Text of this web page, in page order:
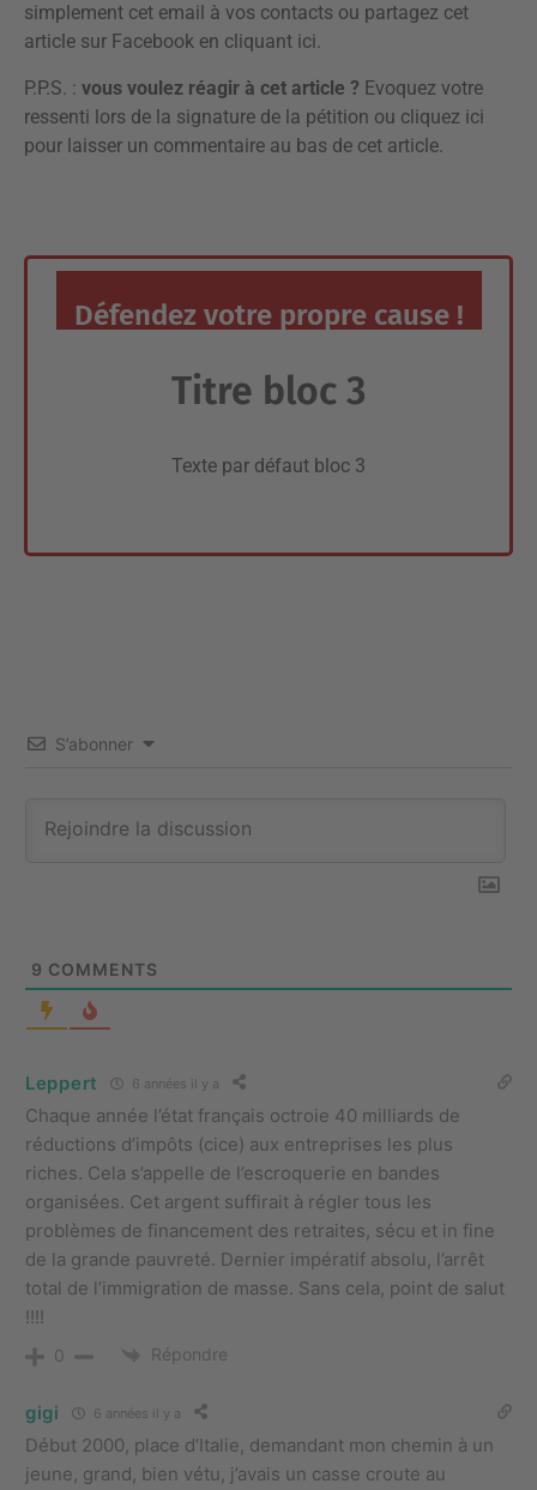
simplement cet email à vos contacts ou partagez cet
article sur Facebook en cliquant ici.
P.P.S. : vous voulez réagir à cet article ? Evoquez votre
ressenti lors de la signature de la pétition ou cliquez ici
pour laisser un commentaire au bas de cet article.
Défendez votre propre cause !
Titre bloc 3
Texte par défaut bloc 3
S’abonner
9 COMMENTS
Leppert 6 années il y a
Chaque année l’état français octroie 40 milliards de
réductions d’impôts (cice) aux entreprises les plus
riches. Cela s’appelle de l’escroquerie en bandes
organisées. Cet argent suffirait à régler tous les
problèmes de financement des retraites, sécu et in fine
de la grande pauvreté. Dernier impératif absolu, l’arrêt
total de l’immigration de masse. Sans cela, point de salut
!!!!
0 Répondre
gigi 6 années il y a
Début 2000, place d’Italie, demandant mon chemin à un
jeune, grand, bien vétu, j’avais un casse croute au